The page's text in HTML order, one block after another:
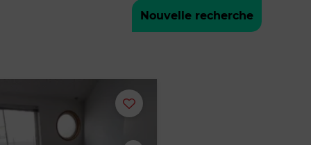
Nouvelle recherche
Ajouter
ou